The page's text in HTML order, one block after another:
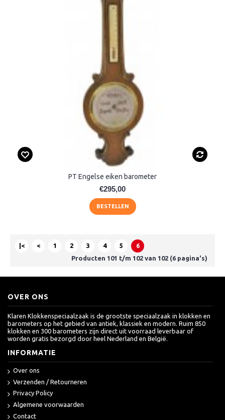
PT Engelse eiken barometer
€295,00
BESTELLEN
|< < 1 2 3 4 5
6
Producten 101 t/m 102 van 102 (6 pagina's)
OVER ONS
Klaren Klokkenspeciaalzaak is de grootste speciaalzaak in klokken en
barometers op het gebied van antiek, klassiek en modern. Ruim 850
klokken en 300 barometers zijn direct uit voorraad leverbaar of
worden gratis bezorgd door heel Nederland en België.
INFORMATIE
Over ons
Verzenden / Retourneren
Privacy Policy
Algemene voorwaarden
Contact